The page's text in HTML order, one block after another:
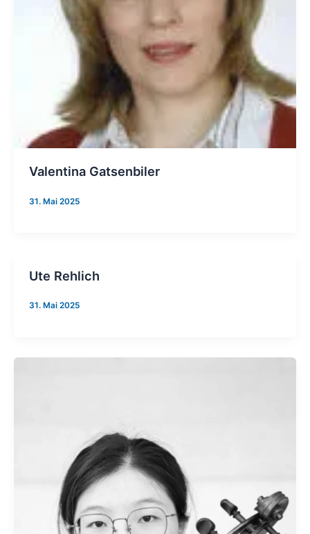
Valentina Gatsenbiler
31. Mai 2025
Ute Rehlich
31. Mai 2025